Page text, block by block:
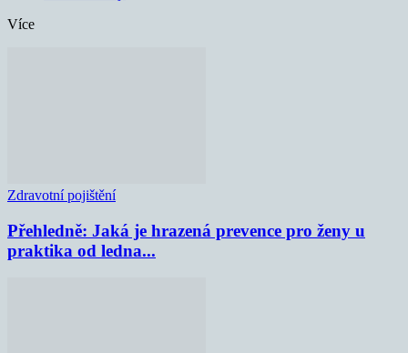
Více
Zdravotní pojištění
Přehledně: Jaká je hrazená prevence pro ženy u
praktika od ledna...